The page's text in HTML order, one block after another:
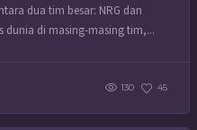
dua tim besar: NRG dan
dunia di masing-masing tim,...
130 45